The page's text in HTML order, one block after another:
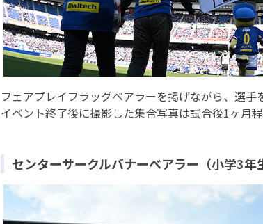
フェアプレイフラッグベアラーを掲げながら、選手
イベント終了後に撮影した集合写真は試合後1ヶ月
センターサークルバナーベアラー（小学3年